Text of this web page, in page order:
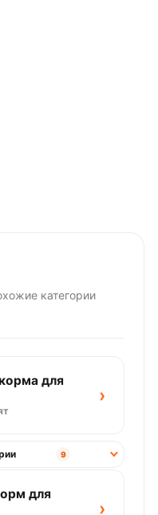
категории
для
›
9
для
›